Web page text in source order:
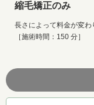
縮毛矯正のみ
長さによって料金が変わ
［施術時間：150 分］